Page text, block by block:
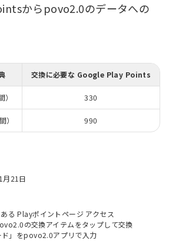
からpovo2.0のデータへの
交換に必要な Google Play Points
330
） 990
月21日
るPlayポイントページ アクセス
の交換アイテムをタップして交換
」をpovo2.0アプリで入力